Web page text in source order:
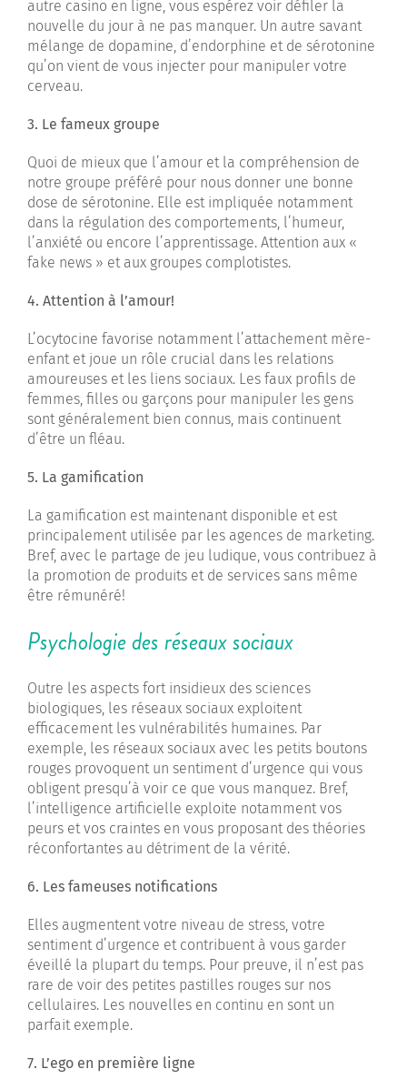
autre casino en ligne, vous espérez voir défiler la
nouvelle du jour à ne pas manquer. Un autre savant
mélange de dopamine, d’endorphine et de sérotonine
qu’on vient de vous injecter pour manipuler votre
cerveau.
3. Le fameux groupe
Quoi de mieux que l’amour et la compréhension de
notre groupe préféré pour nous donner une bonne
dose de sérotonine. Elle est impliquée notamment
dans la régulation des comportements, l’humeur,
l’anxiété ou encore l’apprentissage. Attention aux «
fake news » et aux groupes complotistes.
4. Attention à l’amour!
L’ocytocine favorise notamment l’attachement mère-
enfant et joue un rôle crucial dans les relations
amoureuses et les liens sociaux. Les faux profils de
femmes, filles ou garçons pour manipuler les gens
sont généralement bien connus, mais continuent
d’être un fléau.
5. La gamification
La gamification est maintenant disponible et est
principalement utilisée par les agences de marketing.
Bref, avec le partage de jeu ludique, vous contribuez à
la promotion de produits et de services sans même
être rémunéré!
Psychologie des réseaux sociaux
Outre les aspects fort insidieux des sciences
biologiques, les réseaux sociaux exploitent
efficacement les vulnérabilités humaines. Par
exemple, les réseaux sociaux avec les petits boutons
rouges provoquent un sentiment d’urgence qui vous
obligent presqu’à voir ce que vous manquez. Bref,
l’intelligence artificielle exploite notamment vos
peurs et vos craintes en vous proposant des théories
réconfortantes au détriment de la vérité.
6. Les fameuses notifications
Elles augmentent votre niveau de stress, votre
sentiment d’urgence et contribuent à vous garder
éveillé la plupart du temps. Pour preuve, il n’est pas
rare de voir des petites pastilles rouges sur nos
cellulaires. Les nouvelles en continu en sont un
parfait exemple.
7. L’ego en première ligne